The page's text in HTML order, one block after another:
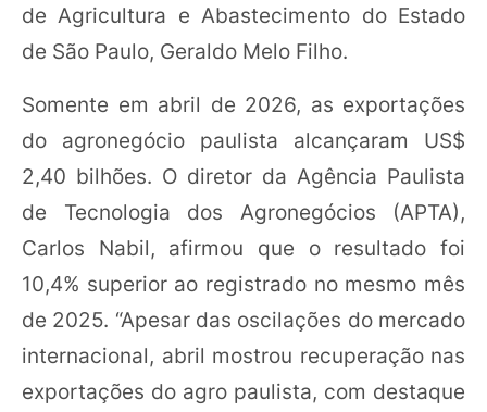
de Agricultura e Abastecimento do Estado
de São Paulo, Geraldo Melo Filho.
Somente em abril de 2026, as exportações
do agronegócio paulista alcançaram US$
2,40 bilhões. O diretor da Agência Paulista
de Tecnologia dos Agronegócios (APTA),
Carlos Nabil, afirmou que o resultado foi
10,4% superior ao registrado no mesmo mês
de 2025. “Apesar das oscilações do mercado
internacional, abril mostrou recuperação nas
exportações do agro paulista, com destaque